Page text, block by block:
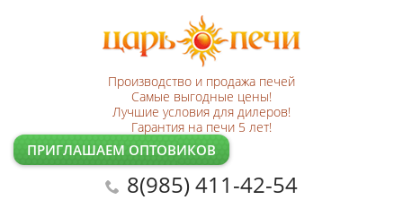
Производство и продажа печей
Самые выгодные цены!
Лучшие условия для дилеров!
Гарантия на печи 5 лет!
ПРИГЛАШАЕМ ОПТОВИКОВ
8(985) 411-42-54